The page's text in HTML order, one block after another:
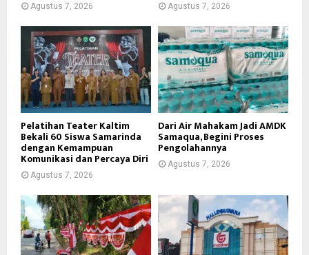
Agustus 7, 2026 Agustus 7, 2026
Pelatihan Teater Kaltim
Bekali 60 Siswa Samarinda
dengan Kemampuan
Komunikasi dan Percaya Diri
Agustus 7, 2026
Dari Air Mahakam Jadi AMDK
Samaqua, Begini Proses
Pengolahannya
Agustus 7, 2026